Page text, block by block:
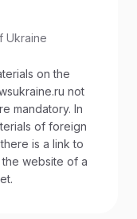
Ukraine
on the
not
mandatory. In
of foreign
is a link to
website of a